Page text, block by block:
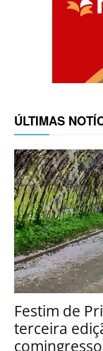
ÚLTIMAS
Festim de
terceira